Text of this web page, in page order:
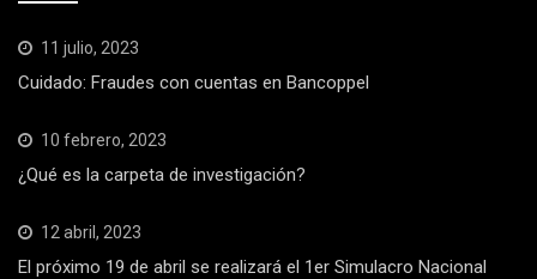
11 julio, 2023
Cuidado: Fraudes con cuentas en Bancoppel
10 febrero, 2023
¿Qué es la carpeta de investigación?
12 abril, 2023
El próximo 19 de abril se realizará el 1er Simulacro Nacional